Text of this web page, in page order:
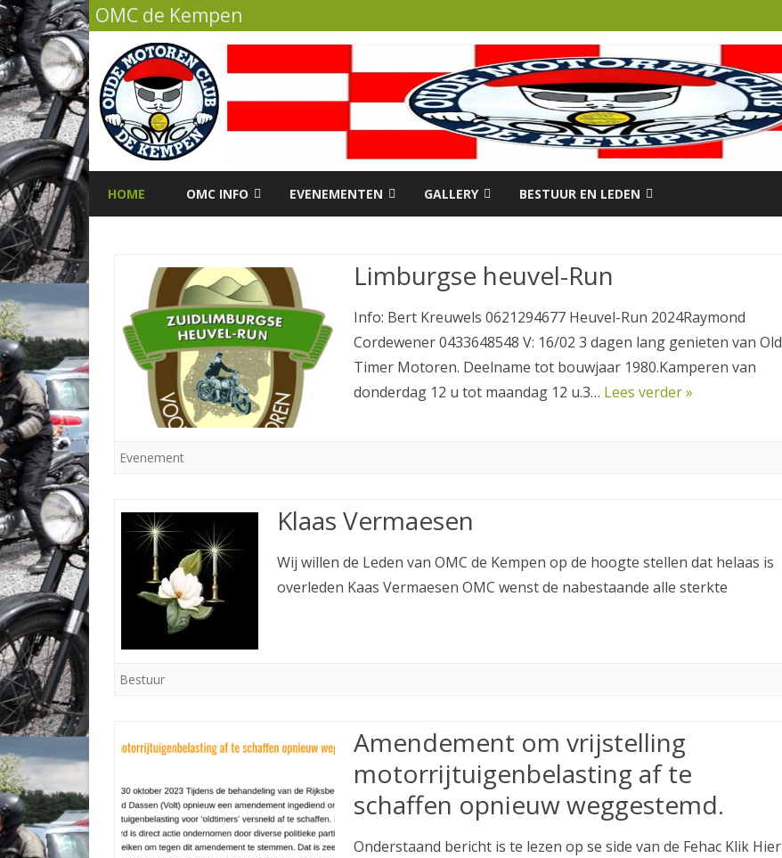
OMC de Kempen
direct
de
HOME OMC INFO
LID WORDEN VAN OMC DE
KEMPEN.
DE VERENIGING/ HISTORIE VAN
OMC DE KEMPEN.
OMC FOLLOW UP SYSTEEM.
EVENEMENTEN GALLERY
FOTO’S MOTOREN VAN OMC
LEDEN.
VIDEO’S
DOCUMENTATIE/TECHNIEK.
BESTUUR EN LEDEN
BESTUURSLEDEN.
OMC RITTEN KALENDER 2024
Limburgse heuvel-Run
Info: Bert Kreuwels 0621294677 Heuvel-Run 2024Raymond
Cordewener 0433648548 V: 16/02 3 dagen lang genieten van Old
Timer Motoren. Deelname tot bouwjaar 1980.Kamperen van
donderdag 12 u tot maandag 12 u.3… Lees verder »
Evenement
Klaas Vermaesen
Wij willen de Leden van OMC de Kempen op de hoogte stellen dat helaas is
overleden Kaas Vermaesen OMC wenst de nabestaande alle sterkte
Bestuur
Amendement om vrijstelling
motorrijtuigenbelasting af te
schaffen opnieuw weggestemd.
Onderstaand bericht is te lezen op se side van de Fehac Klik Hier